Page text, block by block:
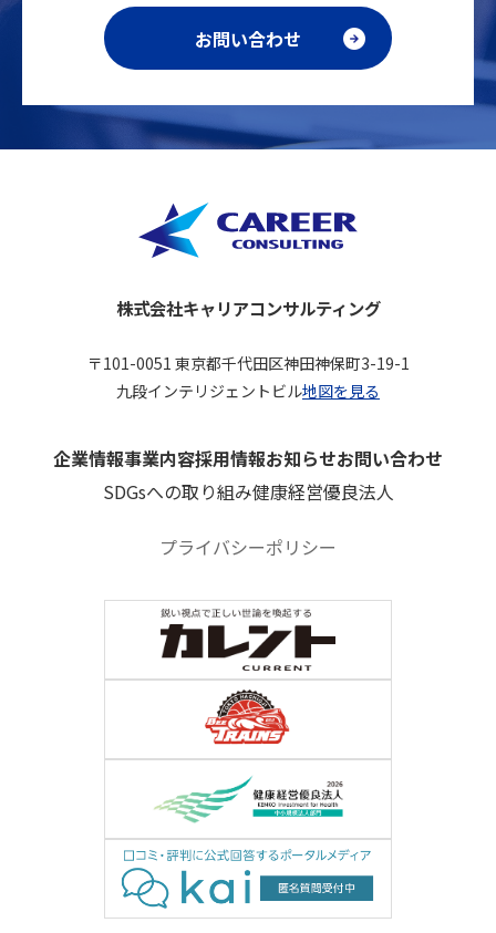
お問い合わせ
株式会社キャリアコンサルティング
〒101-0051 東京都千代田区神田神保町3-19-1
九段インテリジェントビル地図を見る
企業情報事業内容採用情報お知らせお問い合わせ
SDGsへの取り組み健康経営優良法人
プライバシーポリシー